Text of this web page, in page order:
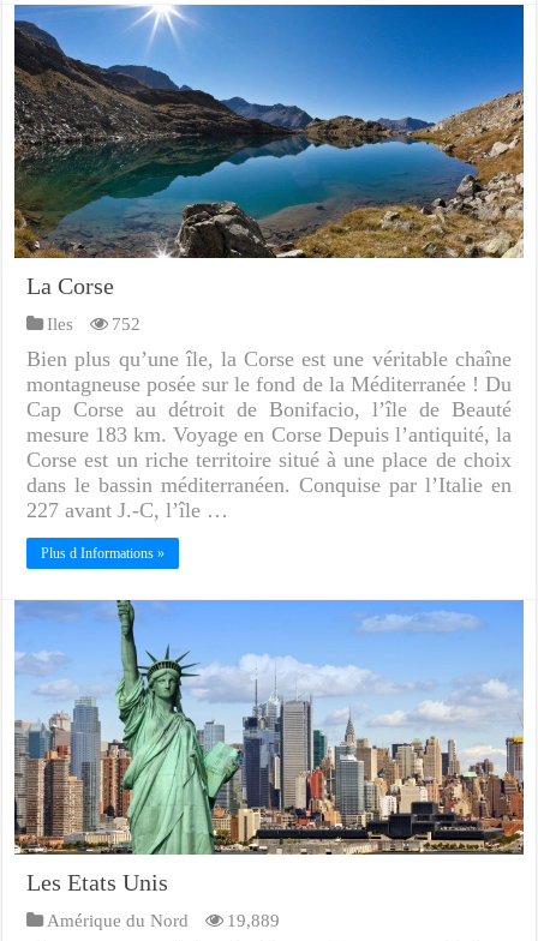
La Corse
Iles 752
Bien plus qu’une île, la Corse est une véritable chaîne
montagneuse posée sur le fond de la Méditerranée ! Du
Cap Corse au détroit de Bonifacio, l’île de Beauté
mesure 183 km. Voyage en Corse Depuis l’antiquité, la
Corse est un riche territoire situé à une place de choix
dans le bassin méditerranéen. Conquise par l’Italie en
227 avant J.-C, l’île …
Plus d Informations »
Les Etats Unis
Amérique du Nord 19,889